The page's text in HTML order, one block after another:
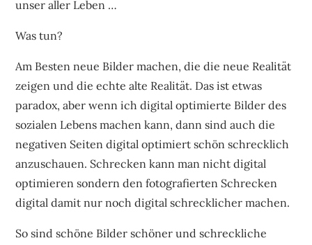
unser aller Leben …
Was tun?
Am Besten neue Bilder machen, die die neue Realität
zeigen und die echte alte Realität. Das ist etwas
paradox, aber wenn ich digital optimierte Bilder des
sozialen Lebens machen kann, dann sind auch die
negativen Seiten digital optimiert schön schrecklich
anzuschauen. Schrecken kann man nicht digital
optimieren sondern den fotografierten Schrecken
digital damit nur noch digital schrecklicher machen.
So sind schöne Bilder schöner und schreckliche